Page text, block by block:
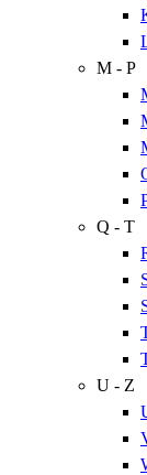
M - P
Q - T
U - Z